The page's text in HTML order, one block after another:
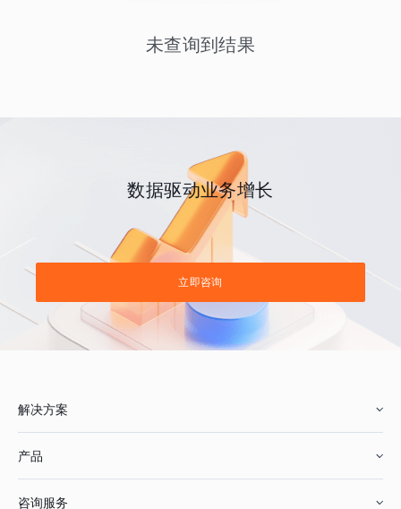
未查询到结果
数据驱动业务增长
立即咨询
解决方案
产品
咨询服务